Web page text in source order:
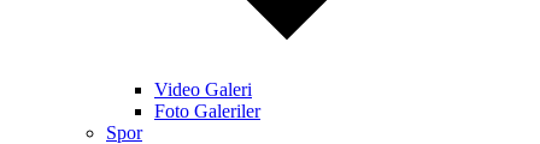
Video Galeri
Foto Galeriler
Spor